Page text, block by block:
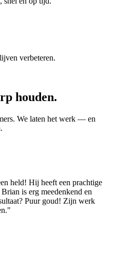
verbeteren.
houden.
We laten het werk — en
held! Hij heeft een prachtige
is erg meedenkend en
Puur goud! Zijn werk
"